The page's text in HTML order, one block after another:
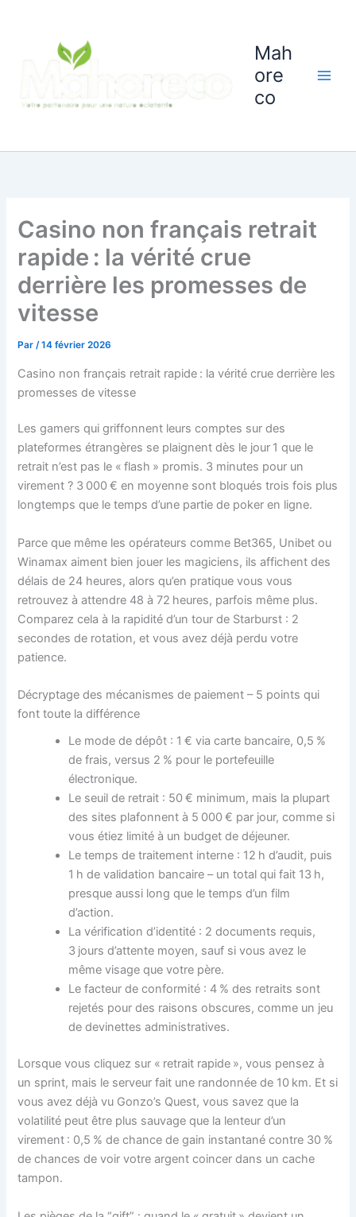
Mah
ore
co
Casino non français retrait
rapide : la vérité crue
derrière les promesses de
vitesse
Par/14 février 2026
Casino non français retrait rapide : la vérité crue derrière les
promesses de vitesse
Les gamers qui griffonnent leurs comptes sur des
plateformes étrangères se plaignent dès le jour 1 que le
retrait n’est pas le « flash » promis. 3 minutes pour un
virement ? 3 000 € en moyenne sont bloqués trois fois plus
longtemps que le temps d’une partie de poker en ligne.
Parce que même les opérateurs comme Bet365, Unibet ou
Winamax aiment bien jouer les magiciens, ils affichent des
délais de 24 heures, alors qu’en pratique vous vous
retrouvez à attendre 48 à 72 heures, parfois même plus.
Comparez cela à la rapidité d’un tour de Starburst : 2
secondes de rotation, et vous avez déjà perdu votre
patience.
Décryptage des mécanismes de paiement – 5 points qui
font toute la différence
Le mode de dépôt : 1 € via carte bancaire, 0,5 %
de frais, versus 2 % pour le portefeuille
électronique.
Le seuil de retrait : 50 € minimum, mais la plupart
des sites plafonnent à 5 000 € par jour, comme si
vous étiez limité à un budget de déjeuner.
Le temps de traitement interne : 12 h d’audit, puis
1 h de validation bancaire – un total qui fait 13 h,
presque aussi long que le temps d’un film
d’action.
La vérification d’identité : 2 documents requis,
3 jours d’attente moyen, sauf si vous avez le
même visage que votre père.
Le facteur de conformité : 4 % des retraits sont
rejetés pour des raisons obscures, comme un jeu
de devinettes administratives.
Lorsque vous cliquez sur « retrait rapide », vous pensez à
un sprint, mais le serveur fait une randonnée de 10 km. Et si
vous avez déjà vu Gonzo’s Quest, vous savez que la
volatilité peut être plus sauvage que la lenteur d’un
virement : 0,5 % de chance de gain instantané contre 30 %
de chances de voir votre argent coincer dans un cache
tampon.